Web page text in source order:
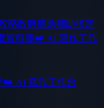
略政府補助補助核定
資料庫👑 AI 寫作工作
👑 AI 寫作工作台